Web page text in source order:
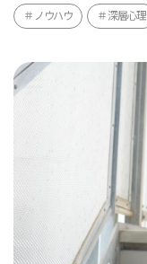
ノウハウ 深層心理